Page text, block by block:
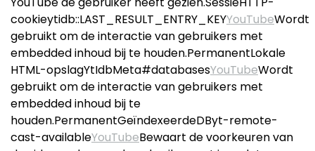
cookieytidb::LAST_RESULT_ENTRY_KEYYouTubeWordt
gebruikt om de interactie van gebruikers met
embedded inhoud bij te houden.PermanentLokale
HTML-opslagYtIdbMeta#databasesYouTubeWordt
gebruikt om de interactie van gebruikers met
embedded inhoud bij te
houden.PermanentGeïndexeerdeDByt-remote-
cast-availableYouTubeBewaart de voorkeuren van